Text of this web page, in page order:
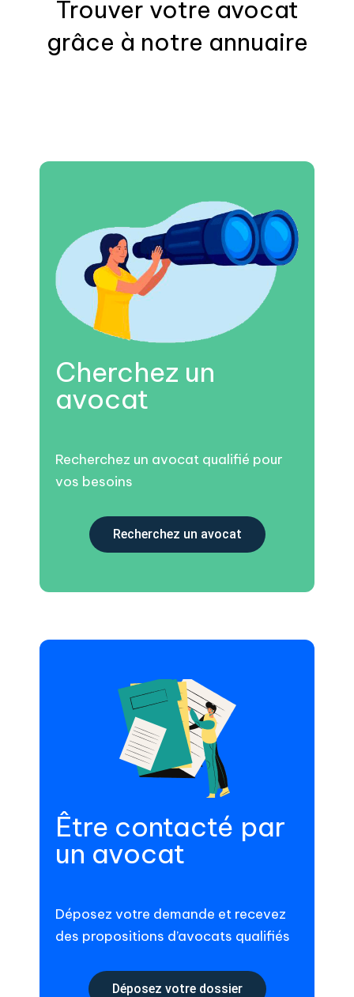
Trouver votre avocat
grâce à notre annuaire
Cherchez un
avocat
Recherchez un avocat qualifié pour
vos besoins
Recherchez un avocat
Être contacté par
un avocat
Déposez votre demande et recevez
des propositions d’avocats qualifiés
Déposez votre dossier